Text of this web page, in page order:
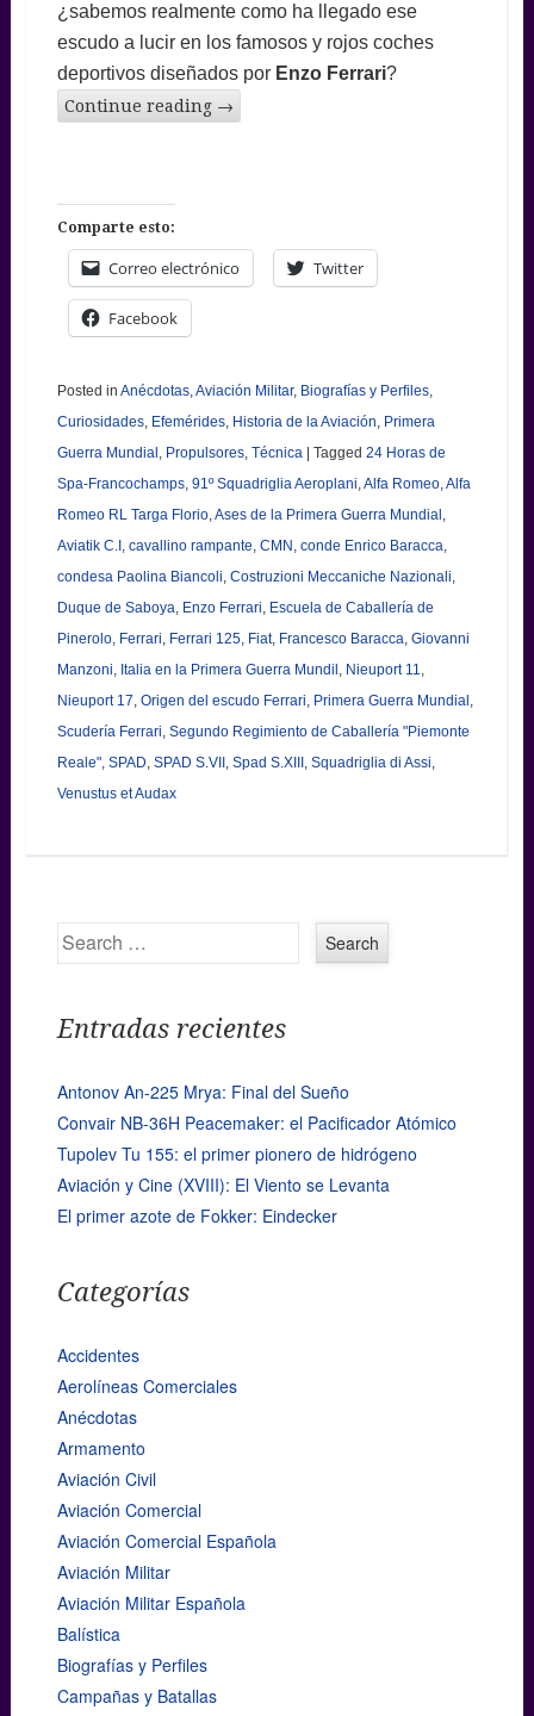
¿sabemos realmente como ha llegado ese
escudo a lucir en los famosos y rojos coches
deportivos diseñados por Enzo Ferrari?
Continue reading →
Comparte esto:
Correo electrónico Twitter
Facebook
Posted in Anécdotas,Aviación Militar, Biografías y Perfiles,
Curiosidades, Efemérides, Historia de la Aviación, Primera
Guerra Mundial , Propulsores, Técnica Tagged 24 Horas de
Spa-Francochamps, 91º Squadriglia Aeroplani,Alfa Romeo,Alfa
Romeo RL Targa Florio,Ases de la Primera Guerra Mundial ,
Aviatik C.I , cavallino rampante, CMN , conde Enrico Baracca,
condesa Paolina Biancoli, Costruzioni Meccaniche Nazionali,
Duque de Saboya, Enzo Ferrari, Escuela de Caballería de
Pinerolo, Ferrari, Ferrari 125, Fiat, Francesco Baracca, Giovanni
Manzoni, Italia en la Primera Guerra Mundil , Nieuport 11,
Nieuport 17, Origen del escudo Ferrari, Primera Guerra Mundial ,
Scudería Ferrari, Segundo Regimiento de Caballería "Piemonte
Reale", SPAD, SPAD S.VII , Spad S.XIII , Squadriglia di Assi,
Venustus et Audax
Search
Entradas recientes
Antonov An-225 Mrya: Final del Sueño
Convair NB-36H Peacemaker: el Pacificador Atómico
Tupolev Tu 155: el primer pionero de hidrógeno
Aviación y Cine (XVIII): El Viento se Levanta
El primer azote de Fokker: Eindecker
Categorías
Accidentes
Aerolíneas Comerciales
Anécdotas
Armamento
Aviación Civil
Aviación Comercial
Aviación Comercial Española
Aviación Militar
Aviación Militar Española
Balística
Biografías y Perfiles
Campañas y Batallas